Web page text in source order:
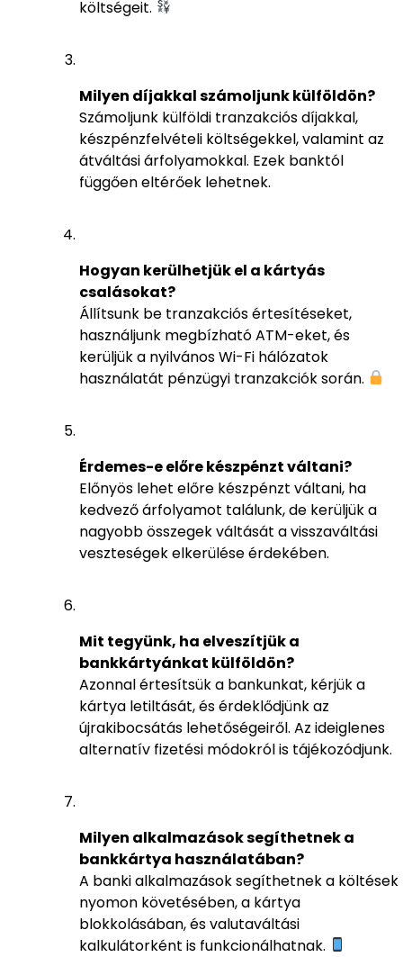
költségeit.
Milyen díjakkal számoljunk külföldön?
Számoljunk külföldi tranzakciós díjakkal,
készpénzfelvételi költségekkel, valamint az
átváltási árfolyamokkal. Ezek banktól
függően eltérőek lehetnek.
Hogyan kerülhetjük el a kártyás
csalásokat?
Állítsunk be tranzakciós értesítéseket,
használjunk megbízható ATM-eket, és
kerüljük a nyilvános Wi-Fi hálózatok
használatát pénzügyi tranzakciók során.
Érdemes-e előre készpénzt váltani?
Előnyös lehet előre készpénzt váltani, ha
kedvező árfolyamot találunk, de kerüljük a
nagyobb összegek váltását a visszaváltási
veszteségek elkerülése érdekében.
Mit tegyünk, ha elveszítjük a
bankkártyánkat külföldön?
Azonnal értesítsük a bankunkat, kérjük a
kártya letiltását, és érdeklődjünk az
újrakibocsátás lehetőségeiről. Az ideiglenes
alternatív fizetési módokról is tájékozódjunk.
Milyen alkalmazások segíthetnek a
bankkártya használatában?
A banki alkalmazások segíthetnek a költések
nyomon követésében, a kártya
blokkolásában, és valutaváltási
kalkulátorként is funkcionálhatnak.